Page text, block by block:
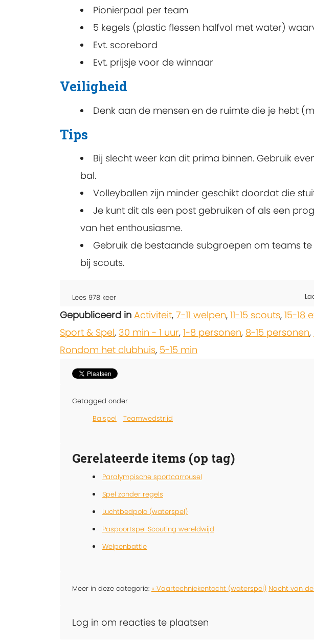
Pionierpaal per team
5 kegels (plastic flessen halfvol met water)
Evt. scorebord
Evt. prijsje voor de winnaar
Veiligheid
Denk aan de mensen en de ruimte die je hebt
Tips
Bij slecht weer kan dit prima binnen. Gebruik
bal.
Volleyballen zijn minder geschikt doordat die
Je kunt dit als een post gebruiken of als een
van het enthousiasme.
Gebruik de bestaande subgroepen om teams
bij scouts.
Lees 978 keer
Gepubliceerd in Activiteit, 7-11 welpen, 11-15 scouts, 15-18
Sport & Spel, 30 min - 1 uur, 1-8 personen, 8-15 personen,
Rondom het clubhuis, 5-15 min
Getagged onder
Balspel
Teamwedstrijd
Gerelateerde items (op tag)
Paralympische sportcarrousel
Spel zonder regels
Luchtbedpolo (waterspel)
Paspoortspel Scouting wereldwijd
Welpenbattle
Meer in deze categorie: « Vaartechniekentocht (waterspel) Nacht van
Log in om reacties te plaatsen